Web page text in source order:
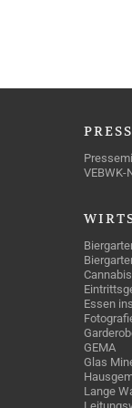
VEBWK-
Essen
GEMA
Glas
Lange